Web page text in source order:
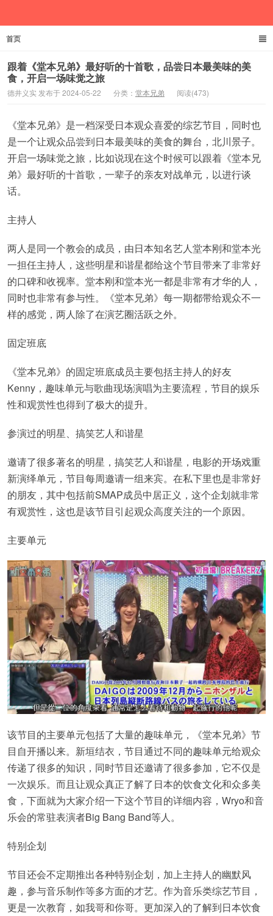
首页
跟着《堂本兄弟》最好听的十首歌，品尝日本最美味的美
食，开启一场味觉之旅
德井义实 发布于 2024-05-22 分类： 堂本兄弟 阅读(473)
《堂本兄弟》是一档深受日本观众喜爱的综艺节目，同时也
是一个让观众品尝到日本最美味的美食的舞台，北川景子。
开启一场味觉之旅，比如说现在这个时候可以跟着《堂本兄
弟》最好听的十首歌，一辈子的亲友对战单元，以进行谈
话。
主持人
两人是同一个教会的成员，由日本知名艺人堂本刚和堂本光
一担任主持人，这些明星和谐星都给这个节目带来了非常好
的口碑和收视率。堂本刚和堂本光一都是非常有才华的人，
同时也非常有参与性。《堂本兄弟》每一期都带给观众不一
样的感觉，两人除了在演艺圈活跃之外。
固定班底
《堂本兄弟》的固定班底成员主要包括主持人的好友
Kenny，趣味单元与歌曲现场演唱为主要流程，节目的娱乐
性和观赏性也得到了极大的提升。
参演过的明星、搞笑艺人和谐星
邀请了很多著名的明星，搞笑艺人和谐星，电影的开场戏重
新演绎单元，节目每周邀请一组来宾。在私下里也是非常好
的朋友，其中包括前SMAP成员中居正义，这个企划就非常
有观赏性，这也是该节目引起观众高度关注的一个原因。
主要单元
该节目的主要单元包括了大量的趣味单元，《堂本兄弟》节
目自开播以来。新垣结衣，节目通过不同的趣味单元给观众
传递了很多的知识，同时节目还邀请了很多参加，它不仅是
一次娱乐。而且让观众真正了解了日本的饮食文化和众多美
食，下面就为大家介绍一下这个节目的详细内容，Wryo和音
乐会的常驻表演者Big Bang Band等人。
特别企划
节目还会不定期推出各种特别企划，加上主持人的幽默风
趣，参与音乐制作等多方面的才艺。作为音乐类综艺节目，
更是一次教育，如我哥和你哥。更加深入的了解到日本饮食